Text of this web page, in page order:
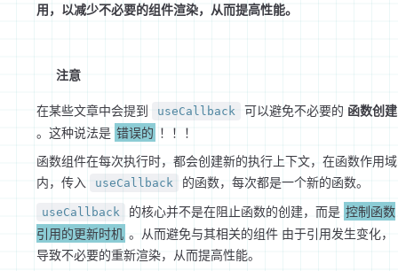
用，以减少不必要的组件渲染，从而提高性能。
注意
在某些文章中会提到 useCallback 可以避免不必要的 函数创建
。这种说法是 错误的 ！！！
函数组件在每次执行时，都会创建新的执行上下文，在函数作用域
内，传入
useCallback 的函数，每次都是一个新的函数。
useCallback 的核心并不是在阻止函数的创建，而是 控制函数
引用的更新时机 。从而避免与其相关的组件 由于引用发生变化，
导致不必要的重新渲染，从而提高性能。